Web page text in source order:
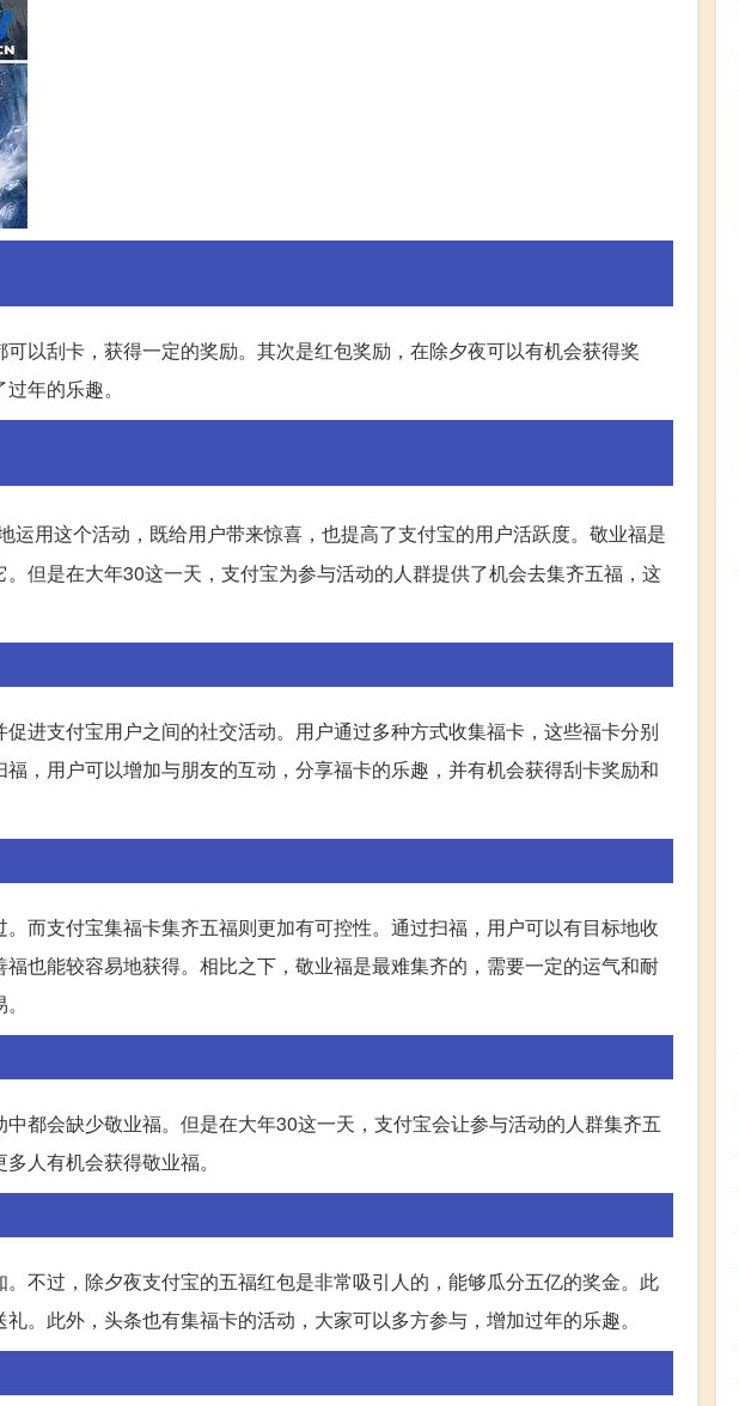
以刮卡，获得一定的奖励。其次是红包奖励，在除夕夜可以有机会获得奖
年的乐趣。
运用这个活动，既给用户带来惊喜，也提高了支付宝的用户活跃度。敬业福是
但是在大年30这一天，支付宝为参与活动的人群提供了机会去集齐五福，这
进支付宝用户之间的社交活动。用户通过多种方式收集福卡，这些福卡分别
，用户可以增加与朋友的互动，分享福卡的乐趣，并有机会获得刮卡奖励和
而支付宝集福卡集齐五福则更加有可控性。通过扫福，用户可以有目标地收
也能较容易地获得。相比之下，敬业福是最难集齐的，需要一定的运气和耐
都会缺少敬业福。但是在大年30这一天，支付宝会让参与活动的人群集齐五
人有机会获得敬业福。
不过，除夕夜支付宝的五福红包是非常吸引人的，能够瓜分五亿的奖金。此
。此外，头条也有集福卡的活动，大家可以多方参与，增加过年的乐趣。